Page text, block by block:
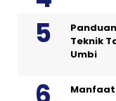
Teknik
Umbi
Manfaat